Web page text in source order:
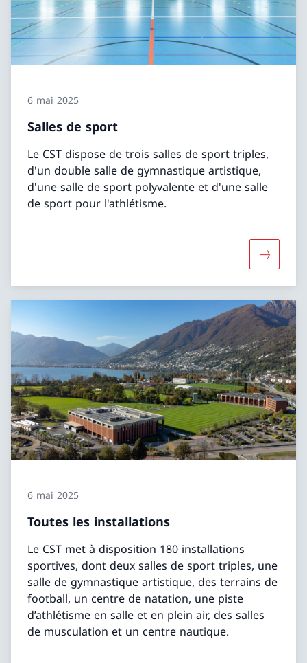
6 mai 2025
Salles de sport
Le CST dispose de trois salles de sport triples,
d'un double salle de gymnastique artistique,
d'une salle de sport polyvalente et d'une salle
de sport pour l'athlétisme.
6 mai 2025
Toutes les installations
Le CST met à disposition 180 installations
sportives, dont deux salles de sport triples, une
salle de gymnastique artistique, des terrains de
football, un centre de natation, une piste
d’athlétisme en salle et en plein air, des salles
de musculation et un centre nautique.